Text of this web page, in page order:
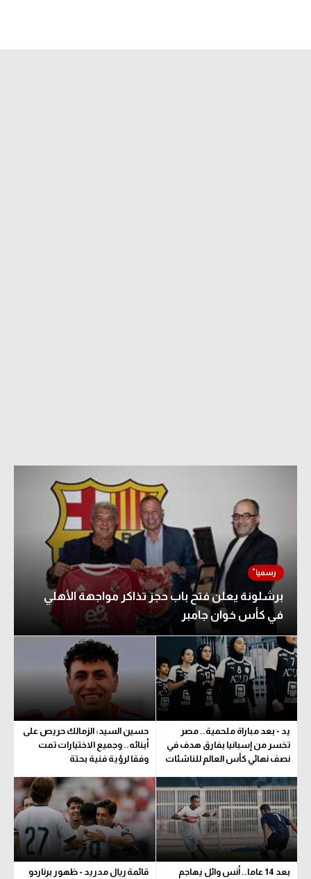
برشلونة يعلن فتح باب حجز تذاكر مواجهة الأهلي
في كأس خوان جامبر
يد - بعد مباراة ملحمية.. مصر
تخسر من إسبانيا بفارق هدف في
نصف نهائي كأس العالم للناشئات
حسين السيد: الزمالك حريص على
أبنائه.. وجميع الاختيارات تمت
وفقا لرؤية فنية بحتة
بعد 14 عاما.. أنس وائل يهاجم
قائمة ريال مدريد - ظهور برناردو